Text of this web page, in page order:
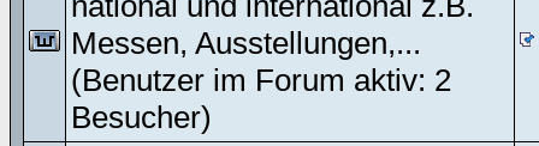
Messen, Ausstellungen,...
(Benutzer im Forum aktiv: 2
Besucher)